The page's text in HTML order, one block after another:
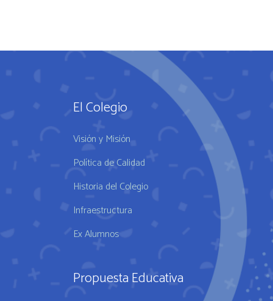
El Colegio
Visión y Misión
Política de Calidad
Historia del Colegio
Infraestructura
Ex Alumnos
Propuesta Educativa